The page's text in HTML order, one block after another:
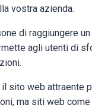
vostra azienda.
di raggiungere
agli utenti di
sito web attraente
ma siti web come